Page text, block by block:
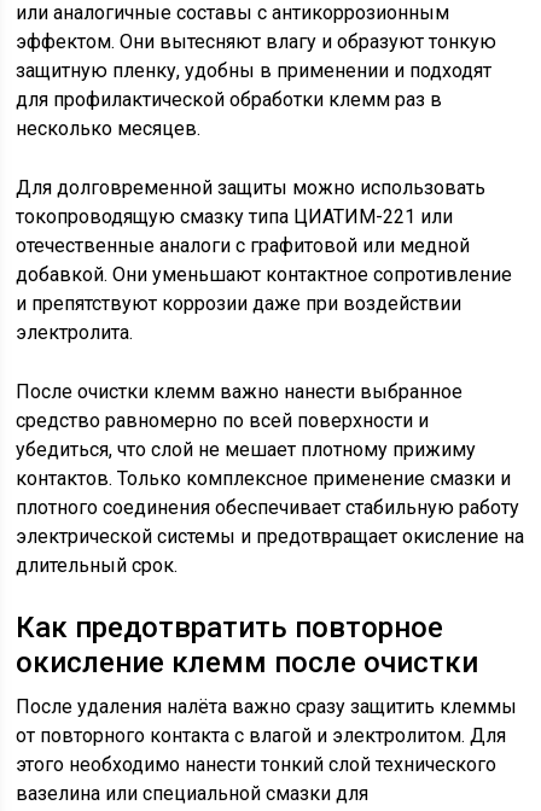
или аналогичные составы с антикоррозионным
эффектом. Они вытесняют влагу и образуют тонкую
защитную пленку, удобны в применении и подходят
для профилактической обработки клемм раз в
несколько месяцев.
Для долговременной защиты можно использовать
токопроводящую смазку типа ЦИАТИМ-221 или
отечественные аналоги с графитовой или медной
добавкой. Они уменьшают контактное сопротивление
и препятствуют коррозии даже при воздействии
электролита.
После очистки клемм важно нанести выбранное
средство равномерно по всей поверхности и
убедиться, что слой не мешает плотному прижиму
контактов. Только комплексное применение смазки и
плотного соединения обеспечивает стабильную работу
электрической системы и предотвращает окисление на
длительный срок.
Как предотвратить повторное
окисление клемм после очистки
После удаления налёта важно сразу защитить клеммы
от повторного контакта с влагой и электролитом. Для
этого необходимо нанести тонкий слой технического
вазелина или специальной смазки для